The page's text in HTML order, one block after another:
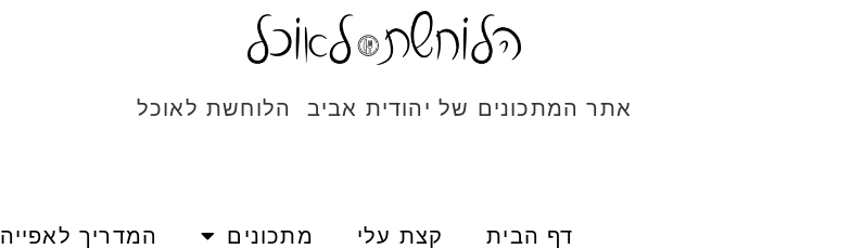
אתר המתכונים של יהודית אביב הלוחשת לאוכל
דף הבית קצת עלי מתכונים המדריך לאפייה